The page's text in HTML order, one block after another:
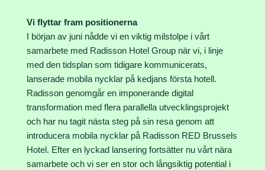
Vi flyttar fram positionerna
I början av juni nådde vi en viktig milstolpe i vårt
samarbete med Radisson Hotel Group när vi, i linje
med den tidsplan som tidigare kommunicerats,
lanserade mobila nycklar på kedjans första hotell.
Radisson genomgår en imponerande digital
transformation med flera parallella utvecklingsprojekt
och har nu tagit nästa steg på sin resa genom att
introducera mobila nycklar på Radisson RED Brussels
Hotel. Efter en lyckad lansering fortsätter nu vårt nära
samarbete och vi ser en stor och långsiktig potential i